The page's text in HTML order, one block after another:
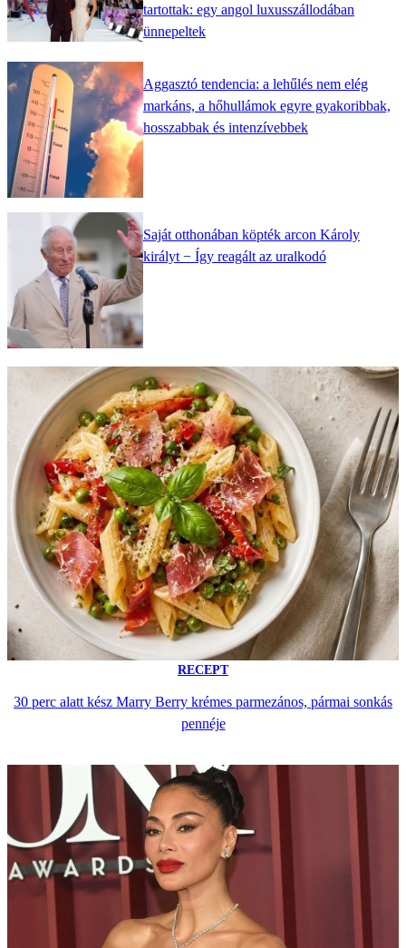
tartottak: egy angol luxusszállodában
ünnepeltek
Aggasztó tendencia: a lehűlés nem elég
markáns, a hőhullámok egyre gyakoribbak,
hosszabbak és intenzívebbek
Saját otthonában köpték arcon Károly
királyt − Így reagált az uralkodó
RECEPT
30 perc alatt kész Marry Berry krémes parmezános, pármai sonkás
pennéje